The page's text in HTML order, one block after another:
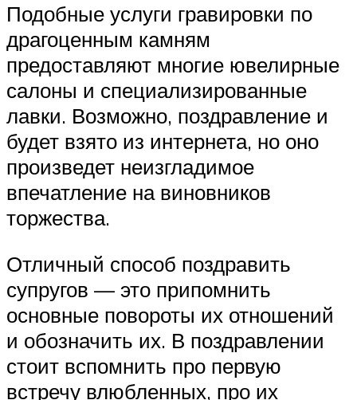
Подобные услуги гравировки по
драгоценным камням
предоставляют многие ювелирные
салоны и специализированные
лавки. Возможно, поздравление и
будет взято из интернета, но оно
произведет неизгладимое
впечатление на виновников
торжества.
Отличный способ поздравить
супругов — это припомнить
основные повороты их отношений
и обозначить их. В поздравлении
стоит вспомнить про первую
встречу влюбленных, про их